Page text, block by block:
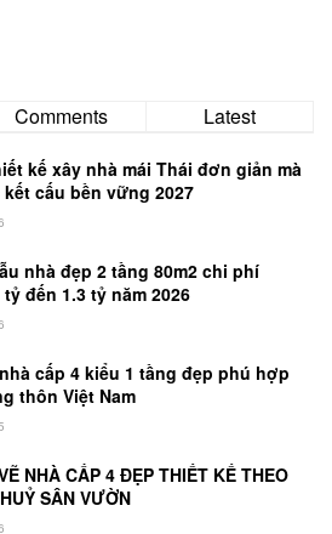
Comments Latest
kế xây nhà mái Thái đơn giản mà
cấu bền vững 2027
nhà đẹp 2 tầng 80m2 chi phí
đến 1.3 tỷ năm 2026
cấp 4 kiểu 1 tầng đẹp phú hợp
thôn Việt Nam
NHÀ CẤP 4 ĐẸP THIẾT KẾ THEO
SÂN VƯỜN